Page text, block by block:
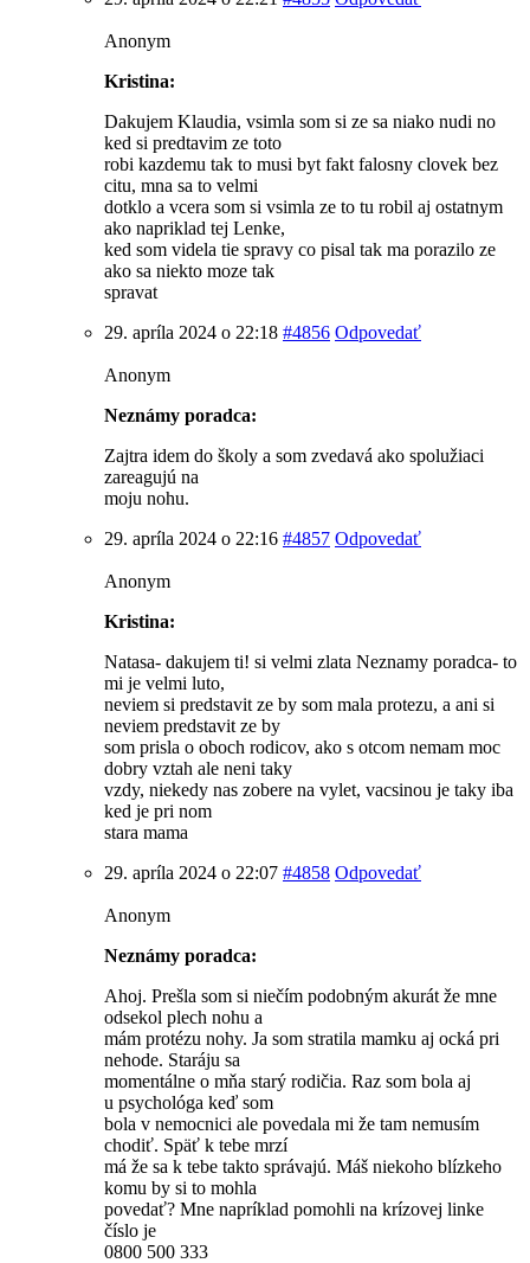
Anonym
Kristina:
Dakujem Klaudia, vsimla som si ze sa niako nudi no
ked si predtavim ze toto
robi kazdemu tak to musi byt fakt falosny clovek bez
citu, mna sa to velmi
dotklo a vcera som si vsimla ze to tu robil aj ostatnym
ako napriklad tej Lenke,
ked som videla tie spravy co pisal tak ma porazilo ze
ako sa niekto moze tak
spravat
29. apríla 2024 o 22:18 #4856 Odpovedať
Anonym
Neznámy poradca:
Zajtra idem do školy a som zvedavá ako spolužiaci
zareagujú na
moju nohu.
29. apríla 2024 o 22:16 #4857 Odpovedať
Anonym
Kristina:
Natasa- dakujem ti! si velmi zlata Neznamy poradca- to
mi je velmi luto,
neviem si predstavit ze by som mala protezu, a ani si
neviem predstavit ze by
som prisla o oboch rodicov, ako s otcom nemam moc
dobry vztah ale neni taky
vzdy, niekedy nas zobere na vylet, vacsinou je taky iba
ked je pri nom
stara mama
29. apríla 2024 o 22:07 #4858 Odpovedať
Anonym
Neznámy poradca:
Ahoj. Prešla som si niečím podobným akurát že mne
odsekol plech nohu a
mám protézu nohy. Ja som stratila mamku aj ocká pri
nehode. Staráju sa
momentálne o mňa starý rodičia. Raz som bola aj
u psychológa keď som
bola v nemocnici ale povedala mi že tam nemusím
chodiť. Späť k tebe mrzí
má že sa k tebe takto správajú. Máš niekoho blízkeho
komu by si to mohla
povedať? Mne napríklad pomohli na krízovej linke
číslo je
0800 500 333